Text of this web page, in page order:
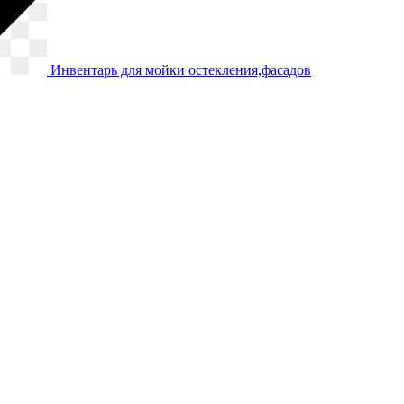
Инвентарь для мойки остекления,фасадов